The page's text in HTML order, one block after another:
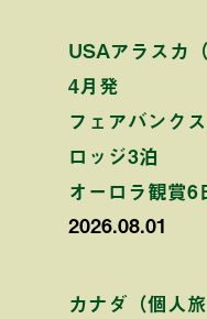
USAアラスカ
4月発
フェアバンク
ロッジ3泊
オーロラ観賞
2026.08.01
カナダ（個人